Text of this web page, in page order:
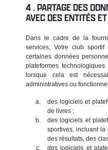
PARTAGE DES
AVEC DES ENTITÉS
Dans le cadre de la
services, Votre club sportif
certaines données
plateformes
lorsque cela est
administratives ou
des logiciels et
de livres ;
des logiciels et
sportives, incluant la
des résultats, des
des logiciels et